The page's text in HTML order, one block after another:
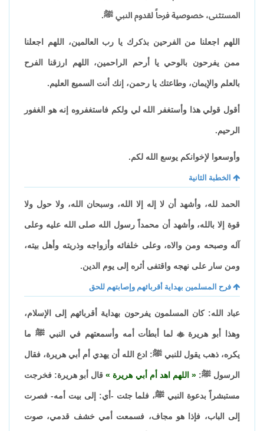
المستثنى، خصوصية فرحاً لقدوم النبي ﷺ.
اللهم اجعلنا من الفرحين بذكرك يا رب العالمين، اللهم اجعلنا
ممن يفرحون بالوحي يا أرحم الراحمين، اللهم ارزقنا الفرح
بالعلم والإيمان، وطاعتك يا رحمن، إنك أنت السميع العليم.
أقول قولي هذا وأستغفر الله لي ولكم فاستغفروه إنه هو الغفور
الرحيم.
وأوسعوا لإخوانكم يوسع الله لكم.
الخطبة الثانية
الحمد لله، وأشهد أن لا إله إلا الله، وسبحان الله، ولا حول ولا
قوة إلا بالله، وأشهد أن محمداً رسول الله صلى الله عليه وعلى
آله وصبحه ومن والاه، وعلى خلفائه وأزواجه وذريته وأهل بيته،
ومن سار على نهجه واقتفى أثره إلى يوم الدين.
فرح المسلمين بهداية أقربائهم وإصابتهم للحق
عباد الله: كان المسلمون يفرحون بهداية أقربائهم إلى الإسلام،
وهذا أبو هريرةلما أبطأت أمه وأسمعتهم في النبي ﷺ ما
يكره، ذهب يقول للنبي ﷺ: ادع الله أن يهدي أم أبي هريرة، فقال
الرسول ﷺ: اللهم اهد أم أبي هريرة قال أبو هريرة: فخرجت
مستبشراً بدعوة النبي ﷺ، فلما جئت -أي: إلى بيت أمه- فصرت
إلى الباب، فإذا هو مجاف، فسمعت أمي خشف قدمي، صوت